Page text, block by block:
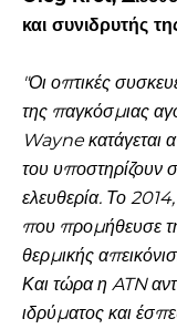
και συνιδρυτής
"Οι οπτικές
της παγκόσμιας
Wayne κατάγεται
του υποστηρίζουν
ελευθερία. Το
που προμήθευσε
θερμικής
Και τώρα η ATN
ιδρύματος και